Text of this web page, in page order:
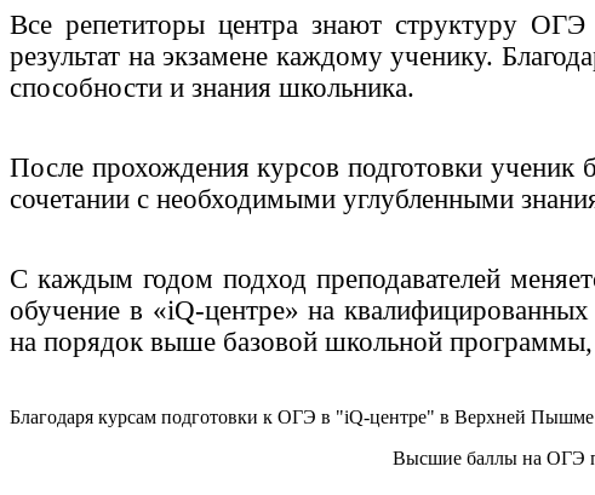
Все репетиторы центра знают структуру
результат на экзамене каждому ученику.
способности и знания школьника.
После прохождения курсов подготовки
сочетании с необходимыми углубленными
С каждым годом подход преподавателей
обучение в «iQ-центре» на
на порядок выше базовой школьной
Благодаря курсам подготовки к ОГЭ в "iQ-центре" в Верхней
Высшие баллына ОГЭ